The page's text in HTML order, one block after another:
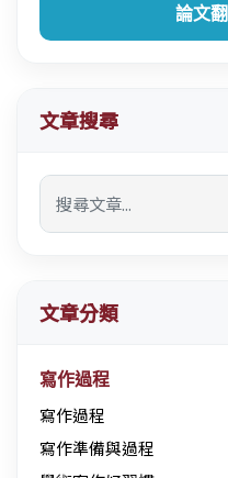
論文
文章搜尋
文章分類
寫作過程
寫作過程
寫作準備與過程